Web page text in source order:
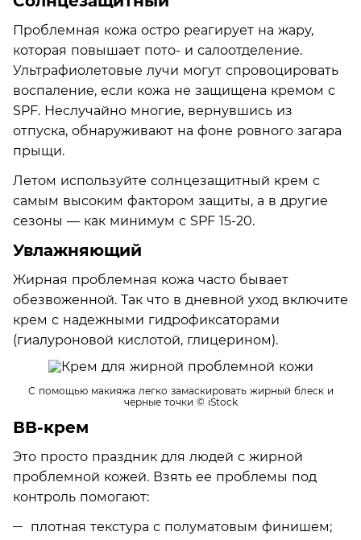
Проблемная кожа остро реагирует на жару,
которая повышает пото- и салоотделение.
Ультрафиолетовые лучи могут спровоцировать
воспаление, если кожа не защищена кремом с
SPF. Неслучайно многие, вернувшись из
отпуска, обнаруживают на фоне ровного загара
прыщи.
Летом используйте солнцезащитный крем с
самым высоким фактором защиты, а в другие
сезоны — как минимум с SPF 15-20.
Увлажняющий
Жирная проблемная кожа часто бывает
обезвоженной. Так что в дневной уход включите
крем с надежными гидрофиксаторами
(гиалуроновой кислотой, глицерином).
С помощью макияжа легко замаскировать жирный блеск и
черные точки © iStock
ВВ-крем
Это просто праздник для людей с жирной
проблемной кожей. Взять ее проблемы под
контроль помогают:
плотная текстура с полуматовым финишем;